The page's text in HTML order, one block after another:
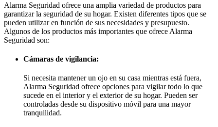
Alarma Seguridad ofrece una amplia variedad de productos para
garantizar la seguridad de su hogar. Existen diferentes tipos que se
pueden utilizar en función de sus necesidades y presupuesto.
Algunos de los productos más importantes que ofrece Alarma
Seguridad son:
Cámaras de vigilancia:
Si necesita mantener un ojo en su casa mientras está fuera,
Alarma Seguridad ofrece opciones para vigilar todo lo que
sucede en el interior y el exterior de su hogar. Pueden ser
controladas desde su dispositivo móvil para una mayor
tranquilidad.